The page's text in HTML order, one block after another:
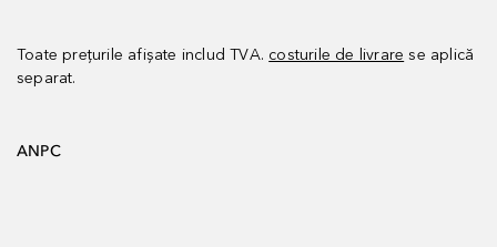
Toate prețurile afișate includ TVA. costurile de livrare se aplică
separat.
ANPC